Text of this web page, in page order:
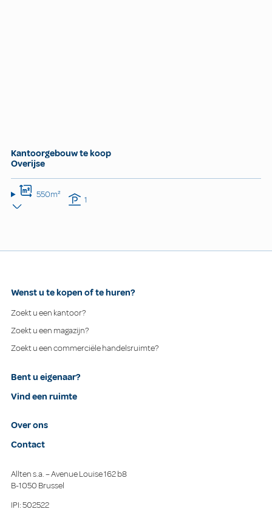
Kantoorgebouw te koop
Overijse
550m² 1
Wenst u te kopen of te huren?
Zoekt u een kantoor?
Zoekt u een magazijn?
Zoekt u een commerciële handelsruimte?
Bent u eigenaar?
Vind een ruimte
Over ons
Contact
Allten s.a. – Avenue Louise 162 b8
B-1050 Brussel
IPI: 502522